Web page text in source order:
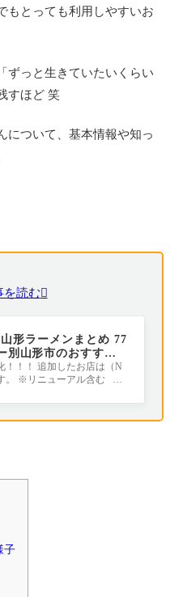
もとっても利用しやすいお
ずっと生きていたいくらい
すほど 笑
について、基本情報や知っ
を読む
山形ラーメンまとめ 77
別山形市のおすすめ
元ライターがすべて
！！！ 追加したお店は（N
。 ※リニューアル含む ラ
子